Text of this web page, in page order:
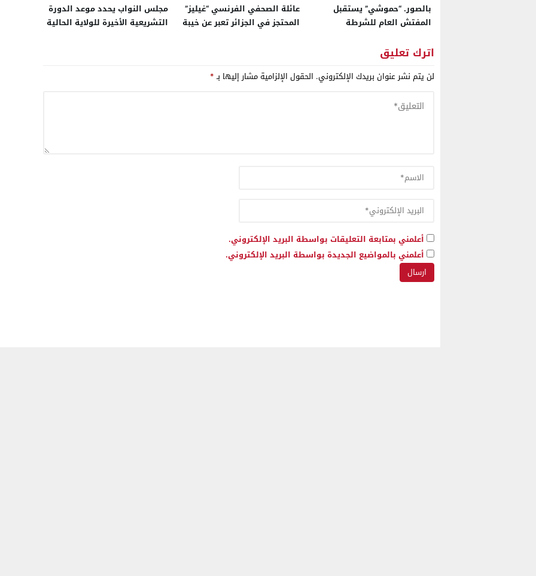
بالصور. “حموشي” يستقبل
المفتش العام للشرطة
عائلة الصحفي الفرنسي “غيليز”
المحتجز في الجزائر تعبر عن خيبة
معاناته
مجلس النواب يحدد موعد الدورة
التشريعية الأخيرة للولاية الحالية
اترك تعليق
لن يتم نشر عنوان بريدك الإلكتروني. الحقول الإلزامية مشار إليها بـ*
أعلمني بمتابعة التعليقات بواسطة البريد الإلكتروني.
أعلمني بالمواضيع الجديدة بواسطة البريد الإلكتروني.